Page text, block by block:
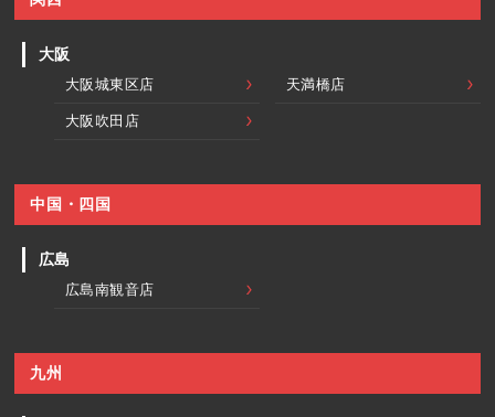
大阪
大阪城東区店 天満橋店
大阪吹田店
中国・四国
広島
広島南観音店
九州